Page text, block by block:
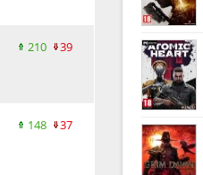
210 39
148 37